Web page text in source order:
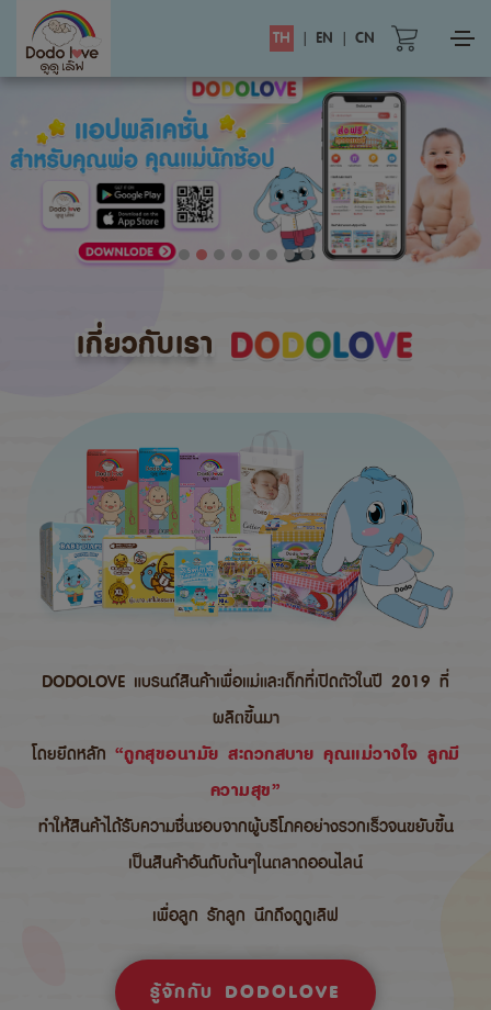
TH | EN | CN
เกี่ยวกับเรา
DODOLOVE แบรนด์สินค้าเพื่อแม่และเด็กที่เปิดตัวในปี 2019 ที่
ผลิตขึ้นมา
โดยยึดหลัก “ถูกสุขอนามัย สะดวกสบาย คุณแม่วางใจ ลูกมี
ความสุข”
ทำให้สินค้าได้รับความชื่นชอบจากผู้บริโภคอย่างรวกเร็วจนขยับขึ้น
เป็นสินค้าอันดับต้นๆในตลาดออนไลน์
เพื่อลูก รักลูก นึกถึงดูดูเลิฟ
รู้จักกับ DODOLOVE